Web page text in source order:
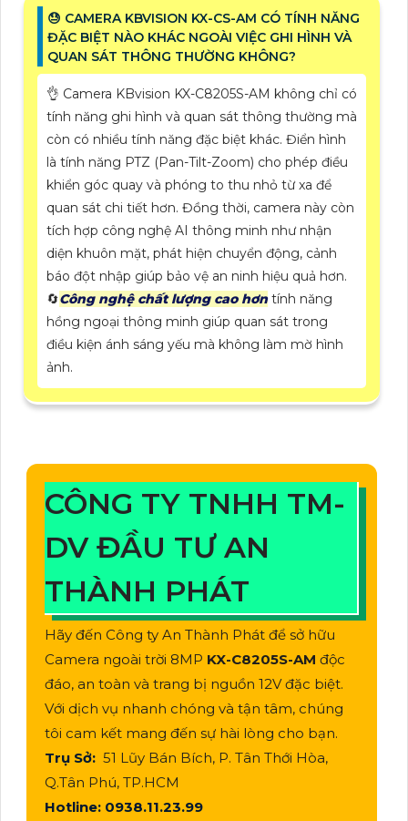
😓 CAMERA KBVISION KX-CS-AM CÓ TÍNH NĂNG
ĐẶC BIỆT NÀO KHÁC NGOÀI VIỆC GHI HÌNH VÀ
QUAN SÁT THÔNG THƯỜNG KHÔNG?
👌 Camera KBvision KX-C8205S-AM không chỉ có
tính năng ghi hình và quan sát thông thường mà
còn có nhiều tính năng đặc biệt khác. Điển hình
là tính năng PTZ (Pan-Tilt-Zoom) cho phép điều
khiển góc quay và phóng to thu nhỏ từ xa để
quan sát chi tiết hơn. Đồng thời, camera này còn
tích hợp công nghệ AI thông minh như nhận
diện khuôn mặt, phát hiện chuyển động, cảnh
báo đột nhập giúp bảo vệ an ninh hiệu quả hơn.
🔄Công nghệ chất lượng cao hơntính năng
hồng ngoại thông minh giúp quan sát trong
điều kiện ánh sáng yếu mà không làm mờ hình
ảnh.
CÔNG TY TNHH TM-
DV ĐẦU TƯ AN
THÀNH PHÁT
Hãy đến Công ty An Thành Phát để sở hữu
Camera ngoài trời 8MP KX-C8205S-AM độc
đáo, an toàn và trang bị nguồn 12V đặc biệt.
Với dịch vụ nhanh chóng và tận tâm, chúng
tôi cam kết mang đến sự hài lòng cho bạn.
Trụ Sở: 51 Lũy Bán Bích, P. Tân Thới Hòa,
Q.Tân Phú, TP.HCM
Hotline: 0938.11.23.99